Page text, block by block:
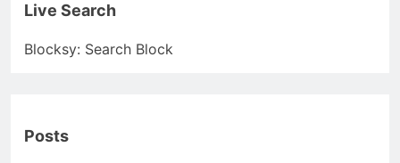
Live Search
Blocksy: Search Block
Posts